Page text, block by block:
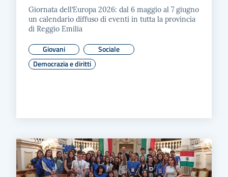
Giornata dell’Europa 2026: dal 6 maggio al 7 giugno
un calendario diffuso di eventi in tutta la provincia
di Reggio Emilia
Giovani
Sociale
Democrazia e diritti